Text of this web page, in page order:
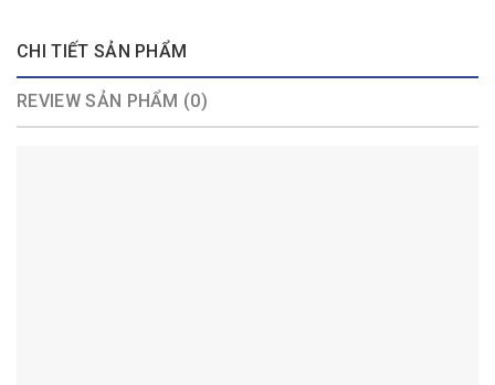
CHI TIẾT SẢN PHẨM
REVIEW SẢN PHẨM (0)